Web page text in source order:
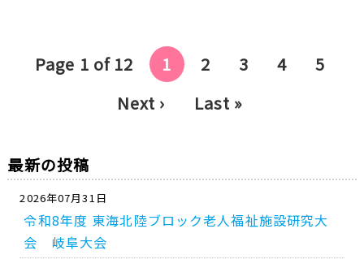
Page 1 of 12 1 2 3 4
5
Next ›
Last »
最新の投稿
2026年07月31日
令和8年度 東海北陸ブロック老人福祉施設研究大
会 岐阜大会